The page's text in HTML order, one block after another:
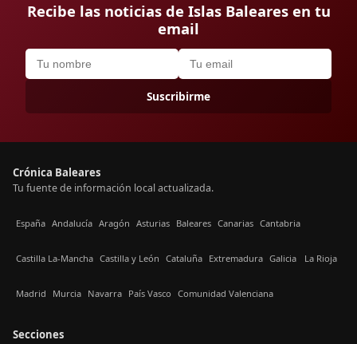
Recibe las noticias de Islas Baleares en tu
email
Suscribirme
Crónica Baleares
Tu fuente de información local actualizada.
España Andalucía Aragón Asturias Baleares Canarias Cantabria
Castilla La-Mancha Castilla y León Cataluña Extremadura Galicia La Rioja
Madrid Murcia Navarra País Vasco Comunidad Valenciana
Secciones